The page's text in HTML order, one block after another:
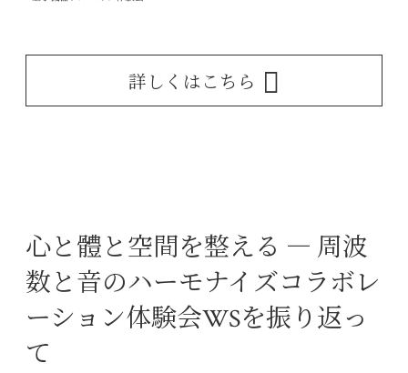
詳しくはこちら
心と體と空間を整える ― 周波
数と音のハーモナイズコラボレ
ーション体験会WSを振り返っ
て